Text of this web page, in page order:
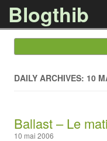
Blogthib
DAILY ARCHIVES: 10
Ballast – Le
10 mai 2006